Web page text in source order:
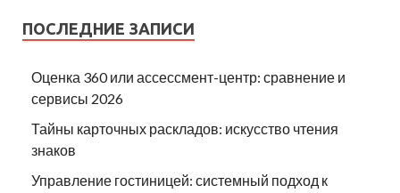
ПОСЛЕДНИЕ ЗАПИСИ
Оценка 360 или ассессмент-центр: сравнение и
сервисы 2026
Тайны карточных раскладов: искусство чтения
знаков
Управление гостиницей: системный подход к